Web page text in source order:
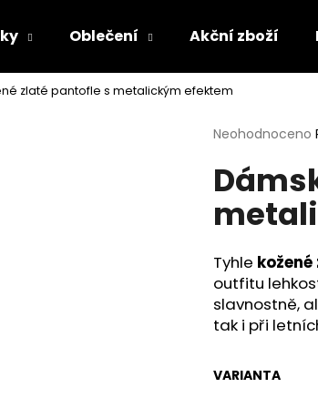
Oblečení Akční zboží
zlaté pantofle s metalickým efektem
Průměrné
produktu
je
hvězdiček.
Neohodnoceno
Tyhle
outfitu
slavnostně,
tak i při
VARIANTA
Co potřebujete najít?
HLEDAT